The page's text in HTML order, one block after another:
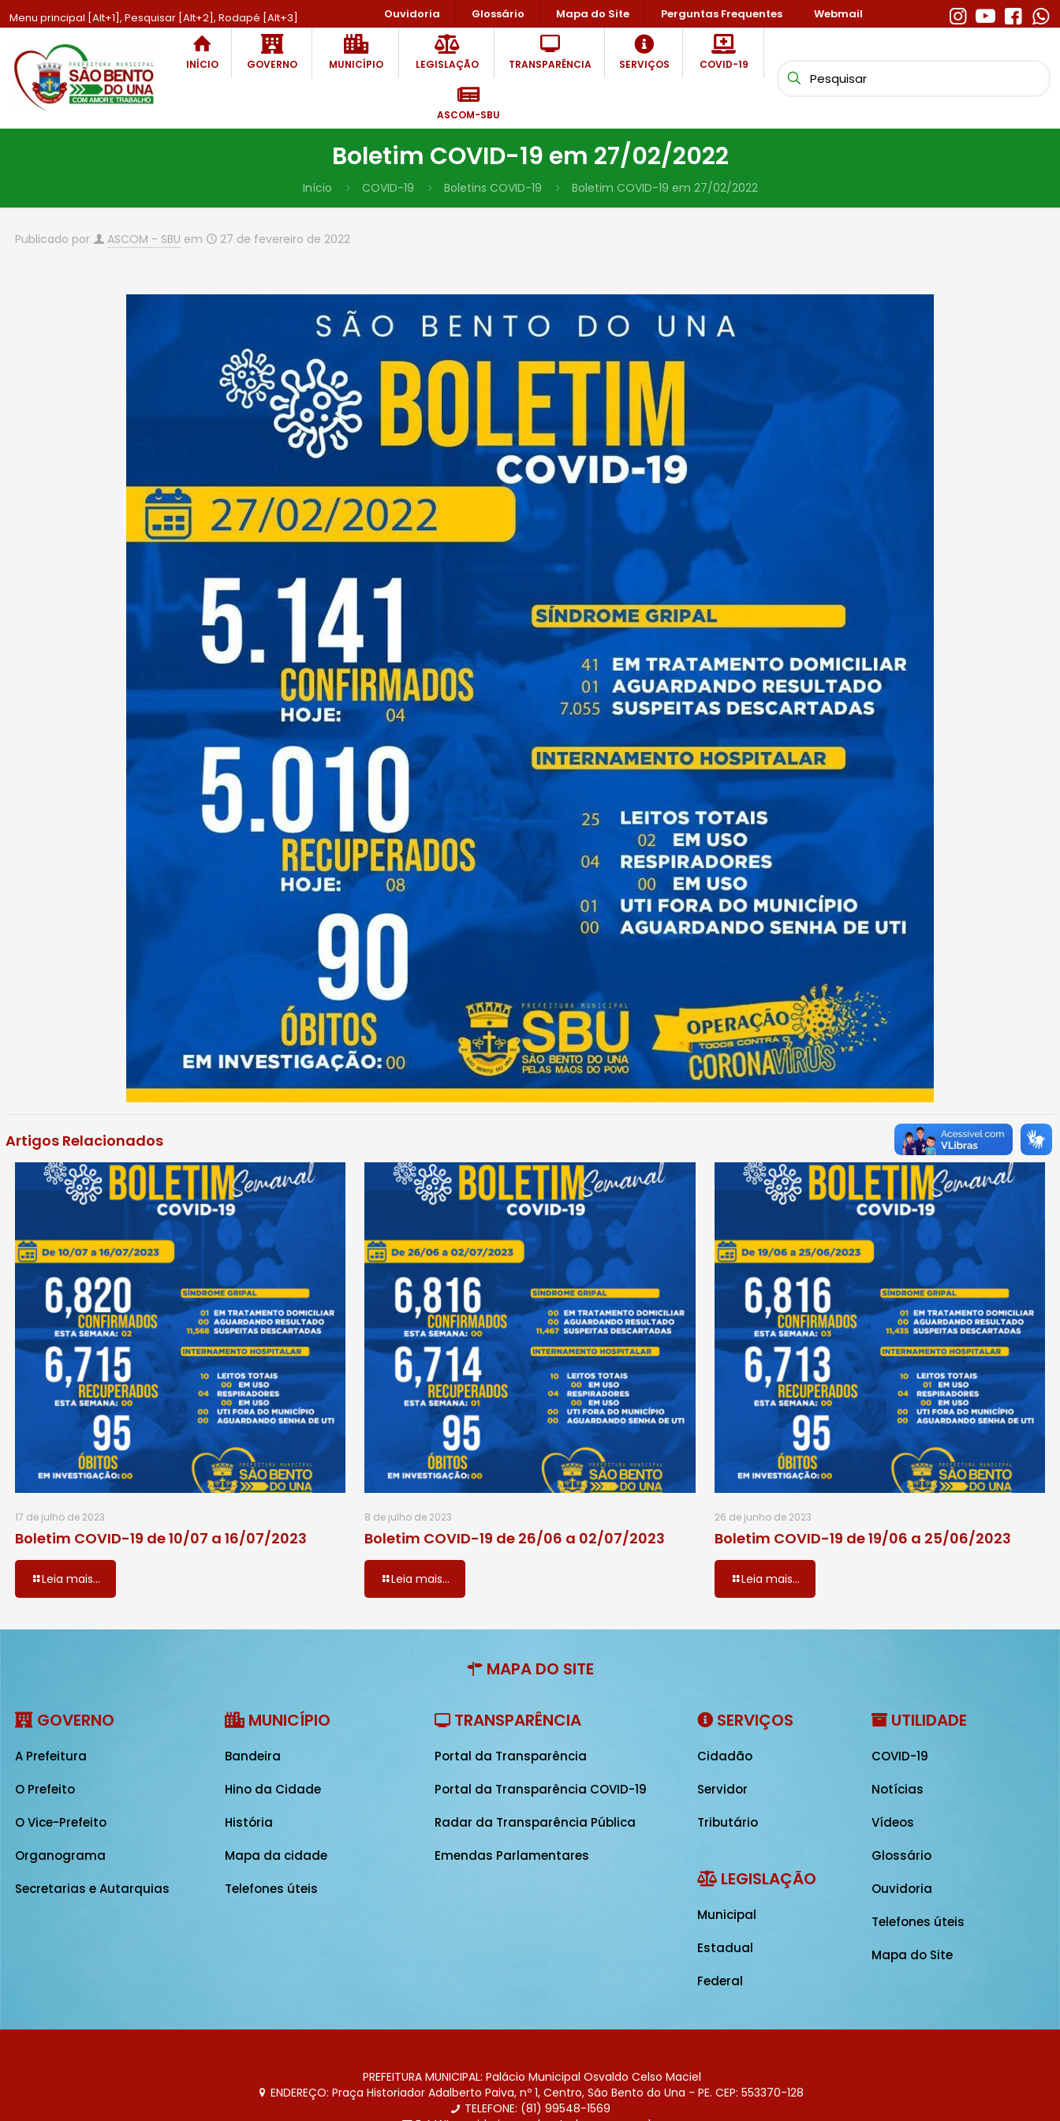
Menu principal [Alt+1], Pesquisar [Alt+2], Rodapé [Alt+3] Ouvidoria Glossário Mapa do Site Perguntas Frequentes Webmail
INÍCIO GOVERNO MUNICÍPIO LEGISLAÇÃO TRANSPARÊNCIA SERVIÇOS COVID-19
ASCOM-SBU
Boletim COVID-19 em 27/02/2022
Início COVID-19 Boletins COVID-19 Boletim COVID-19 em 27/02/2022
Publicado por ASCOM - SBU em 27 de fevereiro de 2022
Artigos Relacionados
17 de julho de 2023
Boletim COVID-19 de 10/07 a 16/07/2023
Leia mais...
8 de julho de 2023
Boletim COVID-19 de 26/06 a 02/07/2023
Leia mais...
26 de junho de 2023
Boletim COVID-19 de 19/06 a 25/06/2023
Leia mais...
MAPA DO SITE
GOVERNO
A Prefeitura
O Prefeito
O Vice-Prefeito
Organograma
Secretarias e Autarquias
MUNICÍPIO
Bandeira
Hino da Cidade
História
Mapa da cidade
Telefones úteis
TRANSPARÊNCIA
Portal da Transparência
Portal da Transparência COVID-19
Radar da Transparência Pública
Emendas Parlamentares
SERVIÇOS
Cidadão
Servidor
Tributário
LEGISLAÇÃO
Municipal
Estadual
Federal
UTILIDADE
COVID-19
Notícias
Vídeos
Glossário
Ouvidoria
Telefones úteis
Mapa do Site
PREFEITURA MUNICIPAL: Palácio Municipal Osvaldo Celso Maciel
ENDEREÇO: Praça Historiador Adalberto Paiva, nº 1, Centro, São Bento do Una - PE. CEP: 553370-128
TELEFONE: (81) 99548-1569